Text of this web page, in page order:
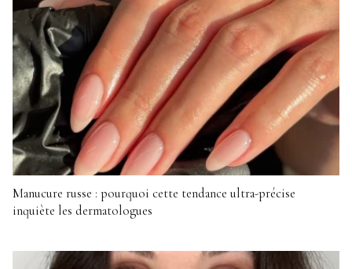
Manucure russe : pourquoi cette tendance ultra-précise
inquiète les dermatologues